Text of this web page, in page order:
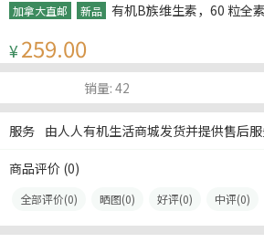
加拿大直邮 新品 有机B族维生素，60 粒全
¥259.00
销量: 42
服务 由人人有机生活商城发货并提供售后
商品评价 (0)
全部评价(0) 晒图(0) 好评(0) 中评(0)